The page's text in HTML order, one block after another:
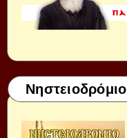
Νηστειοδρόμιο